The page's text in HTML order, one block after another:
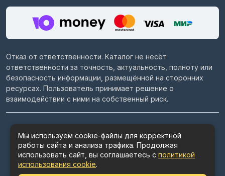
Отказ от ответственности. Каталог не несёт
ответственности за точность, актуальность, полноту или
безопасность информации, размещённой на сторонних
ресурсах. Пользователь принимает решение о
взаимодействии с ними на собственный риск.
Пользовательское соглашение
Политика конфиденциальности
Политика использования cookie
Мы используем cookie-файлы для корректной
работы сайта и анализа трафика. Продолжая
использовать сайт, вы соглашаетесь с политикой
использования cookie.